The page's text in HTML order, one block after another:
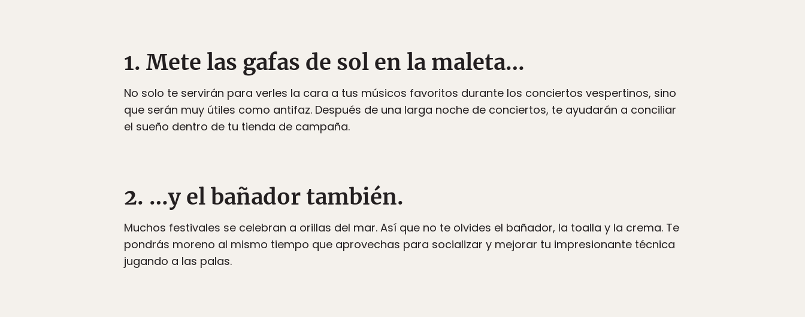
1. Mete las gafas de sol en la maleta…
No solo te servirán para verles la cara a tus músicos favoritos durante los conciertos vespertinos, sino
que serán muy útiles como antifaz. Después de una larga noche de conciertos, te ayudarán a conciliar
el sueño dentro de tu tienda de campaña.
2. …y el bañador también.
Muchos festivales se celebran a orillas del mar. Así que no te olvides el bañador, la toalla y la crema. Te
pondrás moreno al mismo tiempo que aprovechas para socializar y mejorar tu impresionante técnica
jugando a las palas.